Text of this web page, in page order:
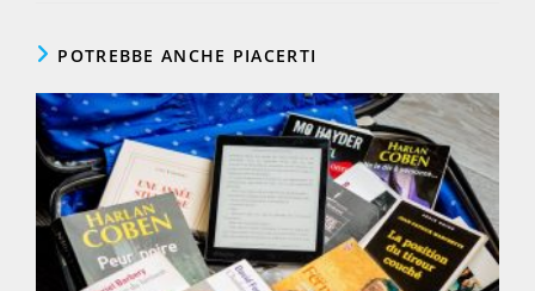
POTREBBE ANCHE PIACERTI